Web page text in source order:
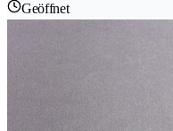
Geöffnet